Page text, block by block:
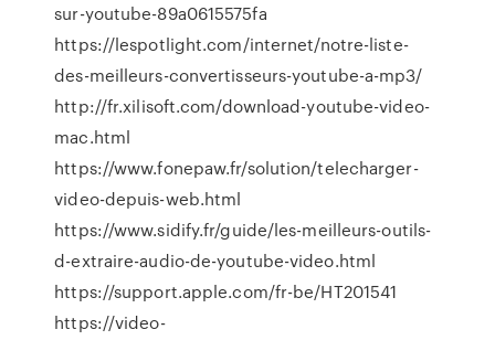
sur-youtube-89a0615575fa
https://lespotlight.com/internet/notre-liste-
des-meilleurs-convertisseurs-youtube-a-mp3/
http://fr.xilisoft.com/download-youtube-video-
mac.html
https://www.fonepaw.fr/solution/telecharger-
video-depuis-web.html
https://www.sidify.fr/guide/les-meilleurs-outils-
d-extraire-audio-de-youtube-video.html
https://support.apple.com/fr-be/HT201541
https://video-